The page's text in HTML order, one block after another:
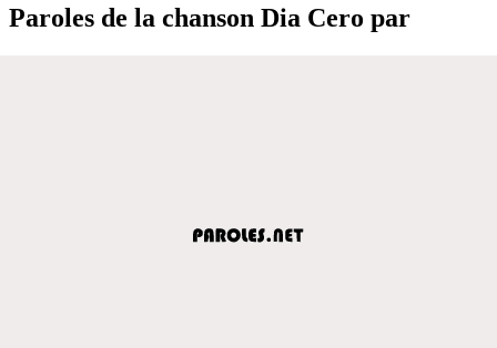
Paroles de la chanson Dia Cero par